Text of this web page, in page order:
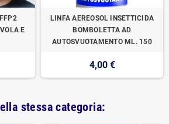
E
LINFA AEREOSOL INSETTICIDA
BOMBOLETTA AD
AUTOSVUOTAMENTO ML. 150
4,00 €
stessa categoria: